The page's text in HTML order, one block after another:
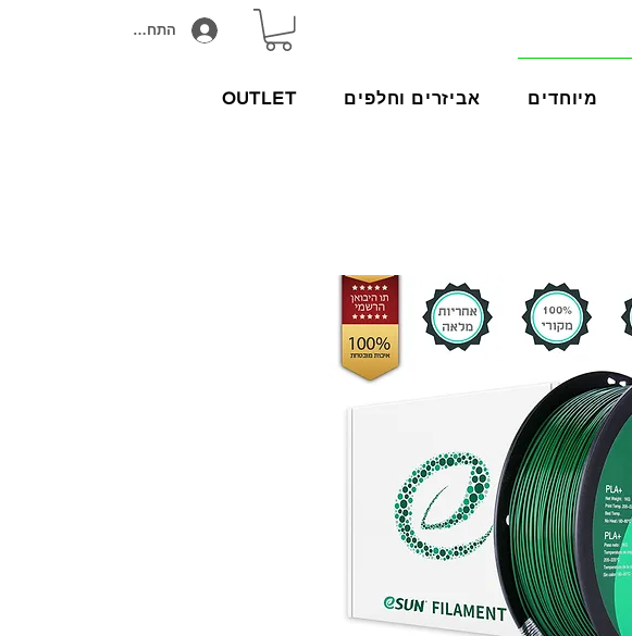
התחבר/הירשם
OUTLET אביזרים וחלפים מיוחדים